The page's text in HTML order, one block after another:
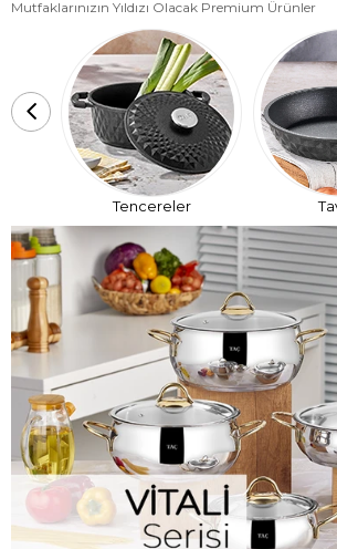
Mutfaklarınızın Yıldızı Olacak Premium Ürünler
Tencereler